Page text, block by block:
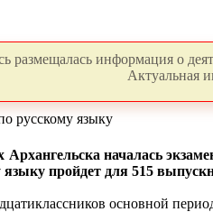
размещалась информация о
Актуальная
русскому языку
началась
языку пройдет для 515
основной